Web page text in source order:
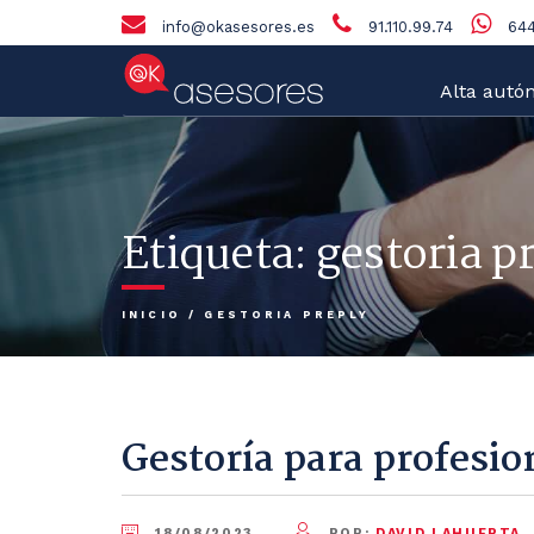
info@okasesores.es 91.110.99.74
Alta
Etiqueta: gestoria
INICIO / GESTORIA PREPLY
Gestoría para